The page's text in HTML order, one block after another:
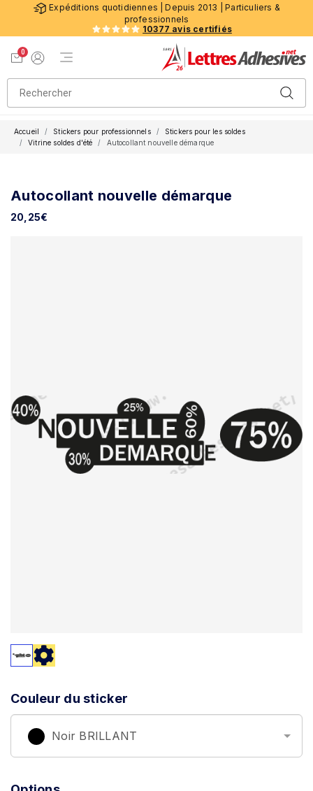
Expéditions quotidiennes | Depuis 2013 | Particuliers &
professionnels
10377 avis certifiés
0
Menu de navigation
Accueil Stickers pour professionnels
Stickers pour les soldes
Vitrine soldes d'été
Autocollant nouvelle démarque
Autocollant nouvelle démarque
20,25€
Couleur du sticker
Noir BRILLANT